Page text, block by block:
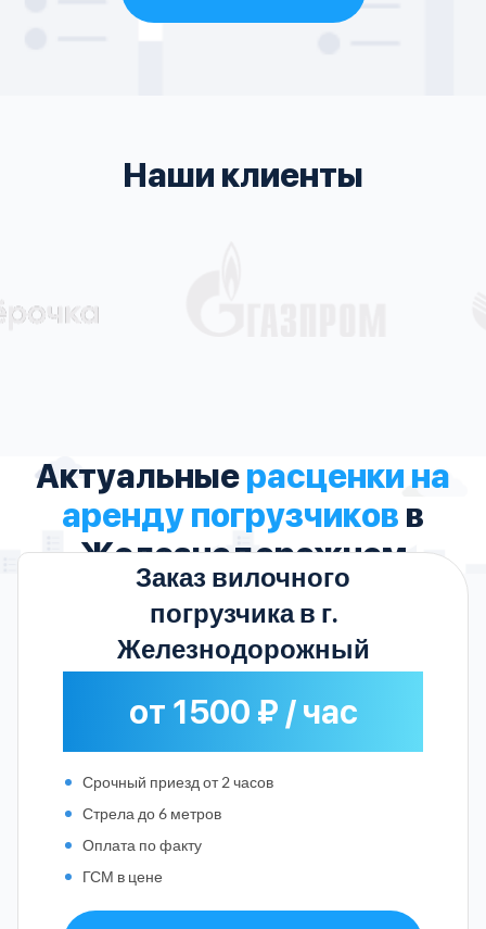
Наши клиенты
Актуальныерасценки на
аренду погрузчиков в
Железнодорожном
Заказ вилочного
погрузчика в г.
Железнодорожный
от 1500 ₽ / час
Срочный приезд от 2 часов
Стрела до 6 метров
Оплата по факту
ГСМ в цене